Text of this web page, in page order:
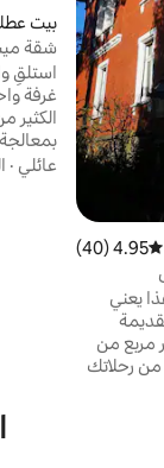
متوسط التقييم 4.95 من 5، 40 مراجعات
4.95 (40)
يعني
على مساحة 138 متر مربع من
من رحلاتك
بيت
شقة
استلقِ
الكثير
هنا،
عائلي ·